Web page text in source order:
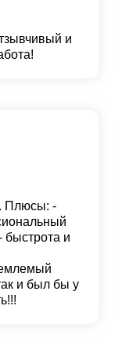
и
Плюсы: -
быстрота и
и был бы у